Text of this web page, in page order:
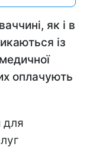
як і в
із
оплачують
для